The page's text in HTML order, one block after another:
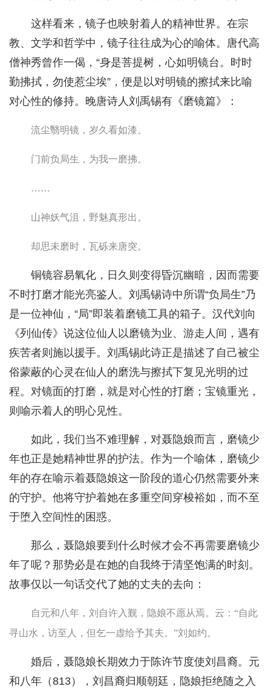
这样看来，镜子也映射着人的精神世界。在宗
教、文学和哲学中，镜子往往成为心的喻体。唐代高
僧神秀曾作一偈，“身是菩提树，心如明镜台。时时
勤拂拭，勿使惹尘埃”，便是以对明镜的擦拭来比喻
对心性的修持。晚唐诗人刘禹锡有《磨镜篇》：
流尘翳明镜，岁久看如漆。
门前负局生，为我一磨拂。
……
山神妖气沮，野魅真形出。
却思未磨时，瓦砾来唐突。
铜镜容易氧化，日久则变得昏沉幽暗，因而需要
不时打磨才能光亮鉴人。刘禹锡诗中所谓“负局生”乃
是一位神仙，“局”即装着磨镜工具的箱子。汉代刘向
《列仙传》说这位仙人以磨镜为业、游走人间，遇有
疾苦者则施以援手。刘禹锡此诗正是描述了自己被尘
俗蒙蔽的心灵在仙人的磨洗与擦拭下复见光明的过
程。对镜面的打磨，就是对心性的打磨；宝镜重光，
则喻示着人的明心见性。
如此，我们当不难理解，对聂隐娘而言，磨镜少
年也正是她精神世界的护法。作为一个喻体，磨镜少
年的存在喻示着聂隐娘这一阶段的道心仍然需要外来
的守护。他将守护着她在多重空间穿梭裕如，而不至
于堕入空间性的困惑。
那么，聂隐娘要到什么时候才会不再需要磨镜少
年了呢？那势必是在她的自我终于清坚饱满的时刻。
故事仅以一句话交代了她的丈夫的去向：
自元和八年，刘自许入觐，隐娘不愿从焉。云：“自此
寻山水，访至人，但乞一虚给予其夫。”刘如约。
婚后，聂隐娘长期效力于陈许节度使刘昌裔。元
和八年（813），刘昌裔归顺朝廷，隐娘拒绝随之入